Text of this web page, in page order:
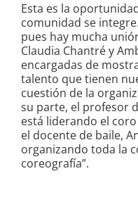
Esta es la
comunidad se
pues hay mucha
Claudia Chantré y
encargadas de
talento que tienen
cuestión de la
su parte, el profesor
está liderando el
el docente de baile,
organizando toda la
coreografía”.